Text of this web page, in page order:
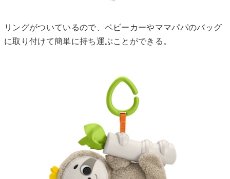
リングがついているので、ベビーカーやママパパのバッグ
に取り付けて簡単に持ち運ぶことができる。